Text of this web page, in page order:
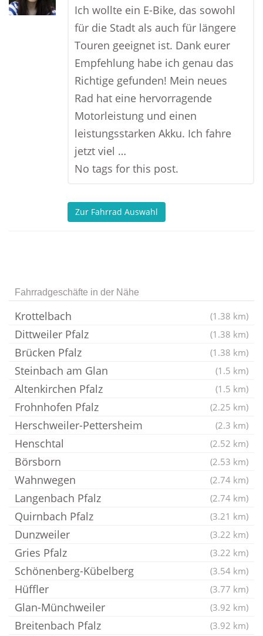
Ich wollte ein E-Bike, das sowohl
für die Stadt als auch für längere
Touren geeignet ist. Dank eurer
Empfehlung habe ich genau das
Richtige gefunden! Mein neues
Rad hat eine hervorragende
Motorleistung und einen
leistungsstarken Akku. Ich fahre
jetzt viel …
No tags for this post.
Zur Fahrrad Auswahl
Fahrradgeschäfte in der Nähe
Krottelbach (1.38 km)
Dittweiler Pfalz (1.38 km)
Brücken Pfalz (1.38 km)
Steinbach am Glan (1.5 km)
Altenkirchen Pfalz (1.5 km)
Frohnhofen Pfalz (2.25 km)
Herschweiler-Pettersheim (2.3 km)
Henschtal (2.52 km)
Börsborn (2.53 km)
Wahnwegen (2.74 km)
Langenbach Pfalz (2.74 km)
Quirnbach Pfalz (3.21 km)
Dunzweiler (3.22 km)
Gries Pfalz (3.22 km)
Schönenberg-Kübelberg (3.54 km)
Hüffler (3.77 km)
Glan-Münchweiler (3.92 km)
Breitenbach Pfalz (3.92 km)